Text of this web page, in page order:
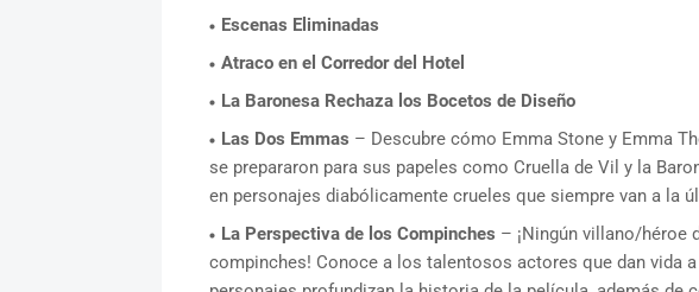
Escenas Eliminadas
Atraco en el Corredor del Hotel
La Baronesa Rechaza los Bocetos de Diseño
Las Dos Emmas – Descubre cómo Emma Stone y Emma
se prepararon para sus papeles como Cruella de Vil y la
en personajes diabólicamente crueles que siempre van a la
La Perspectiva de los Compinches – ¡Ningún villano/héroe
compinches! Conoce a los talentosos actores que dan vida